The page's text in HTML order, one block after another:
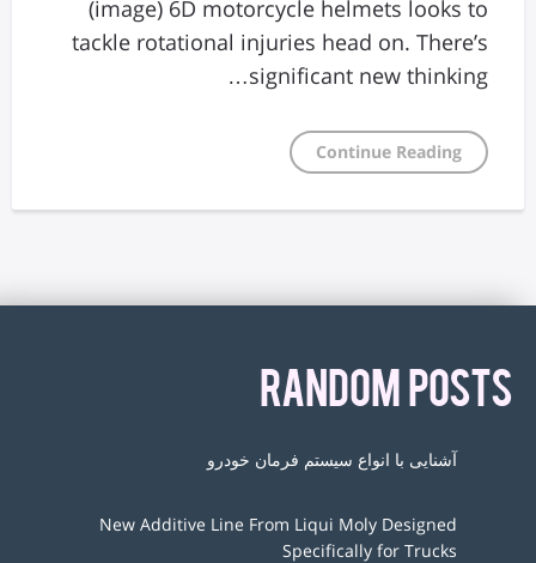
(image) 6D motorcycle helmets looks to
tackle rotational injuries head on. There’s
significant new thinking…
Continue Reading
RANDOM POSTS
آشنایی با انواع سیستم فرمان خودرو
New Additive Line From Liqui Moly Designed
Specifically for Trucks